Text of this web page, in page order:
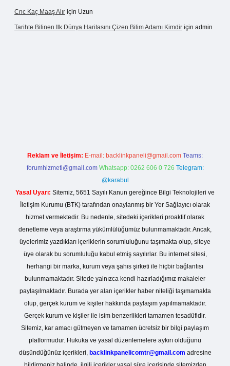
Cnc Kaç Maaş Alır için Uzun
Tarihte Bilinen Ilk Dünya Haritasını Çizen Bilim Adamı Kimdir için admin
Reklam ve İletişim: E-mail: backlinkpaneli@gmail.com Teams:
forumhizmeti@gmail.com Whatsapp: 0262 606 0 726 Telegram:
@karabul
Yasal Uyarı: Sitemiz, 5651 Sayılı Kanun gereğince Bilgi Teknolojileri ve
İletişim Kurumu (BTK) tarafından onaylanmış bir Yer Sağlayıcı olarak
hizmet vermektedir. Bu nedenle, sitedeki içerikleri proaktif olarak
denetleme veya araştırma yükümlülüğümüz bulunmamaktadır. Ancak,
üyelerimiz yazdıkları içeriklerin sorumluluğunu taşımakta olup, siteye
üye olarak bu sorumluluğu kabul etmiş sayılırlar. Bu internet sitesi,
herhangi bir marka, kurum veya şahıs şirketi ile hiçbir bağlantısı
bulunmamaktadır. Sitede yalnızca kendi hazırladığımız makaleler
paylaşılmaktadır. Burada yer alan içerikler haber niteliği taşımamakta
olup, gerçek kurum ve kişiler hakkında paylaşım yapılmamaktadır.
Gerçek kurum ve kişiler ile isim benzerlikleri tamamen tesadüfidir.
Sitemiz, kar amacı gütmeyen ve tamamen ücretsiz bir bilgi paylaşım
platformudur. Hukuka ve yasal düzenlemelere aykırı olduğunu
düşündüğünüz içerikleri, backlinkpanelicomtr@gmail.com adresine